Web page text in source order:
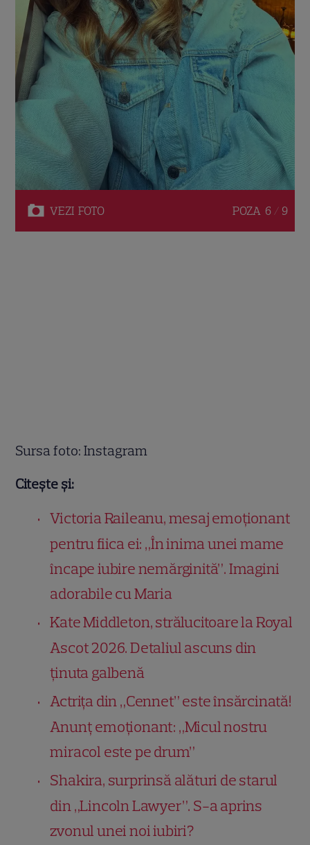
VEZI FOTO POZA 6 / 9
Sursa foto: Instagram
Citește și:
Victoria Raileanu, mesaj emoționant
pentru fiica ei: „În inima unei mame
încape iubire nemărginită”. Imagini
adorabile cu Maria
Kate Middleton, strălucitoare la Royal
Ascot 2026. Detaliul ascuns din
ținuta galbenă
Actrița din „Cennet” este însărcinată!
Anunț emoționant: „Micul nostru
miracol este pe drum”
Shakira, surprinsă alături de starul
din „Lincoln Lawyer”. S-a aprins
zvonul unei noi iubiri?